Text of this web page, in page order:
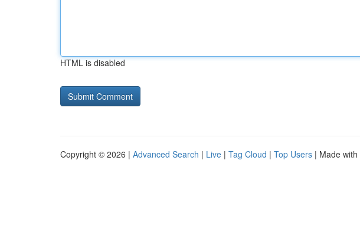
HTML is disabled
Copyright © 2026 | Advanced Search | Live | Tag Cloud | Top Users | Made with